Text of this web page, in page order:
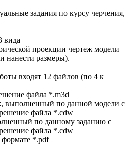
задания по курсу черчения,
вида
проекции чертеж модели
нанести размеры).
входят 12 файлов (по 4 к
файла *.m3d
выполненный по данной модели с
файла *.cdw
по данному заданию с
файла *.cdw
*.pdf